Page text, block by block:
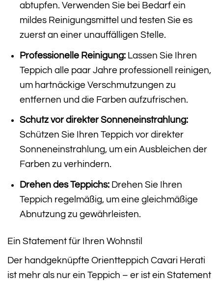
abtupfen. Verwenden Sie bei Bedarf ein
mildes Reinigungsmittel und testen Sie es
zuerst an einer unauffälligen Stelle.
Professionelle Reinigung:Lassen Sie Ihren
Teppich alle paar Jahre professionell reinigen,
um hartnäckige Verschmutzungen zu
entfernen und die Farben aufzufrischen.
Schutz vor direkter Sonneneinstrahlung:
Schützen Sie Ihren Teppich vor direkter
Sonneneinstrahlung, um ein Ausbleichen der
Farben zu verhindern.
Drehen des Teppichs:Drehen Sie Ihren
Teppich regelmäßig, um eine gleichmäßige
Abnutzung zu gewährleisten.
Ein Statement für Ihren Wohnstil
Der handgeknüpfte Orientteppich Cavari Herati
ist mehr als nur ein Teppich – er ist ein Statement